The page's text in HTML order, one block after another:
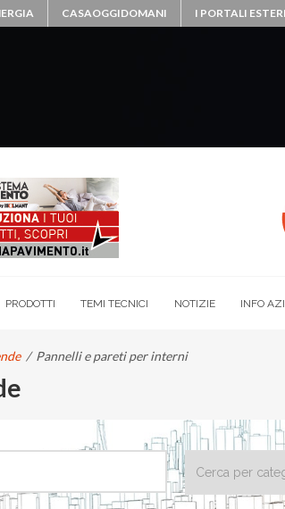
CASAOGGIDOMANI I PORTALI
PRODOTTI TEMI TECNICI NOTIZIE INFO
/ Pannelli e pareti per interni